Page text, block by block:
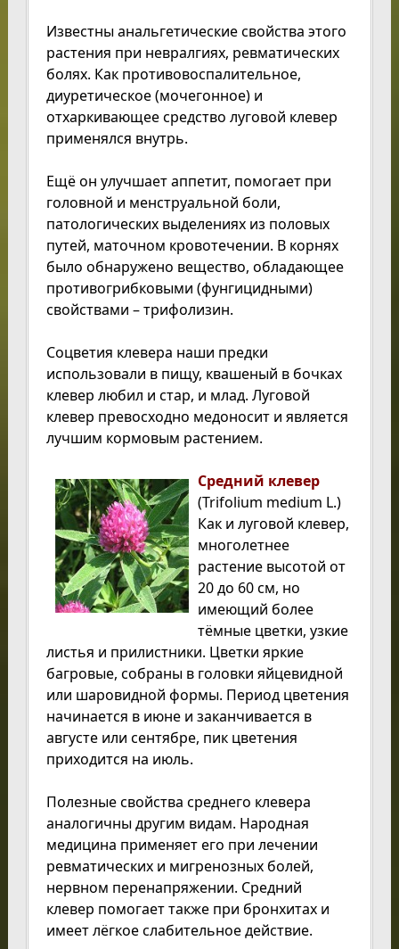
Известны анальгетические свойства этого
растения при невралгиях, ревматических
болях. Как противовоспалительное,
диуретическое (мочегонное) и
отхаркивающее средство луговой клевер
применялся внутрь.
Ещё он улучшает аппетит, помогает при
головной и менструальной боли,
патологических выделениях из половых
путей, маточном кровотечении. В корнях
было обнаружено вещество, обладающее
противогрибковыми (фунгицидными)
свойствами – трифолизин.
Соцветия клевера наши предки
использовали в пищу, квашеный в бочках
клевер любил и стар, и млад. Луговой
клевер превосходно медоносит и является
лучшим кормовым растением.
Средний клевер
(Trifolium medium L.)
Как и луговой клевер,
многолетнее
растение высотой от
20 до 60 см, но
имеющий более
тёмные цветки, узкие
листья и прилистники. Цветки яркие
багровые, собраны в головки яйцевидной
или шаровидной формы. Период цветения
начинается в июне и заканчивается в
августе или сентябре, пик цветения
приходится на июль.
Полезные свойства среднего клевера
аналогичны другим видам. Народная
медицина применяет его при лечении
ревматических и мигренозных болей,
нервном перенапряжении. Средний
клевер помогает также при бронхитах и
имеет лёгкое слабительное действие.